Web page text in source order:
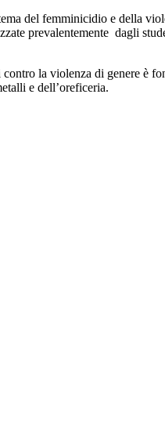
del femminicidio e della
prevalentemente dagli
la violenza di genere è
e dell’oreficeria.